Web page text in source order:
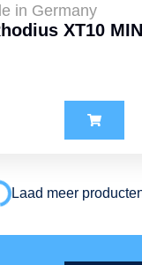
in Germany
XT10